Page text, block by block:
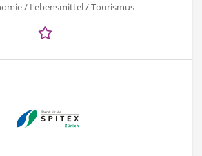
/ Lebensmittel / Tourismus